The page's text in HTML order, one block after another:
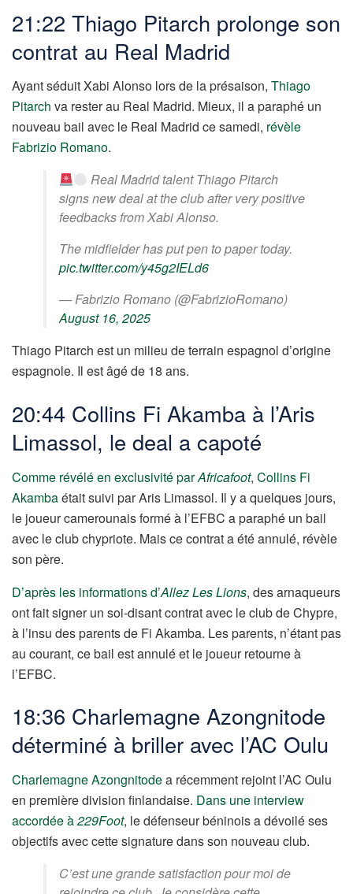
21:22 Thiago Pitarch prolonge son
contrat au Real Madrid
Ayant séduit Xabi Alonso lors de la présaison, Thiago
Pitarch va rester au Real Madrid. Mieux, il a paraphé un
nouveau bail avec le Real Madrid ce samedi, révèle
Fabrizio Romano.
Real Madrid talent Thiago Pitarch
signs new deal at the club after very positive
feedbacks from Xabi Alonso.
The midfielder has put pen to paper today.
pic.twitter.com/y45g2IELd6
— Fabrizio Romano (@FabrizioRomano)
August 16, 2025
Thiago Pitarch est un milieu de terrain espagnol d’origine
espagnole. Il est âgé de 18 ans.
20:44 Collins Fi Akamba à l’Aris
Limassol, le deal a capoté
Comme révélé en exclusivité parAfricafoot, Collins Fi
Akambaétait suivi par Aris Limassol. Il y a quelques jours,
le joueur camerounais formé à l’EFBC a paraphé un bail
avec le club chypriote. Mais ce contrat a été annulé, révèle
son père.
D’après les informations d’Allez Les Lions, des arnaqueurs
ont fait signer un soi-disant contrat avec le club de Chypre,
à l’insu des parents de Fi Akamba. Les parents, n’étant pas
au courant, ce bail est annulé et le joueur retourne à
l’EFBC.
18:36 Charlemagne Azongnitode
déterminé à briller avec l’AC Oulu
Charlemagne Azongnitodea récemment rejoint l’AC Oulu
en première division finlandaise. Dans une interview
accordée à229Foot, le défenseur béninois a dévoilé ses
objectifs avec cette signature dans son nouveau club.
C’est une grande satisfaction pour moi de